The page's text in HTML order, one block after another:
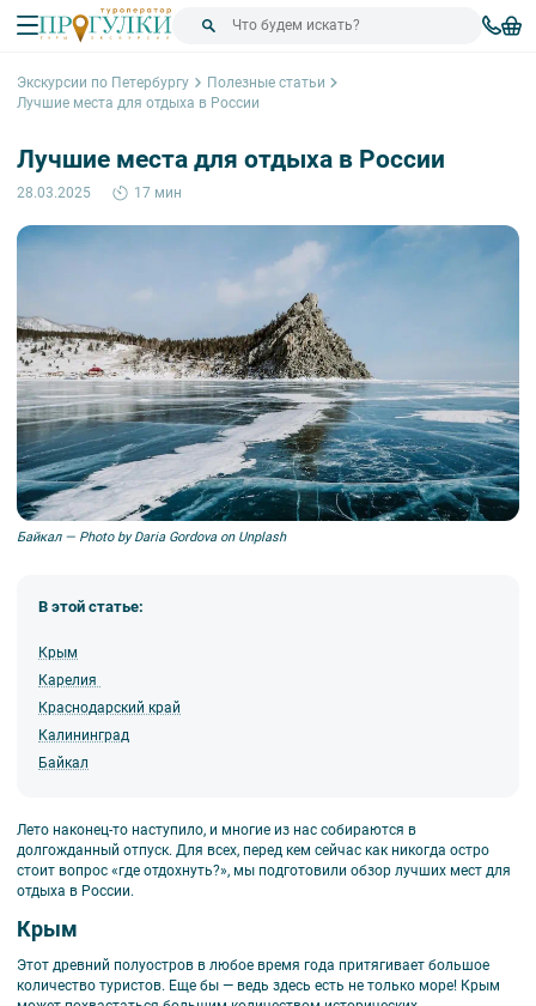
Экскурсии по Петербургу
Полезные статьи
Лучшие места для отдыха в России
Лучшие места для отдыха в России
28.03.2025 17 мин
Байкал — Photo by Daria Gordova on Unplash
В этой статье:
Крым
Карелия
Краснодарский край
Калининград
Байкал
Лето наконец-то наступило, и многие из нас собираются в
долгожданный отпуск. Для всех, перед кем сейчас как никогда остро
стоит вопрос «где отдохнуть?», мы подготовили обзор лучших мест для
отдыха в России.
Крым
Этот древний полуостров в любое время года притягивает большое
количество туристов. Еще бы — ведь здесь есть не только море! Крым